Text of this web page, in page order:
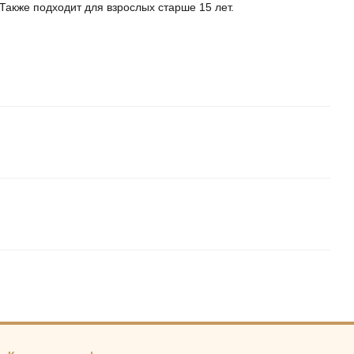
подходит для взрослых старше 15 лет.